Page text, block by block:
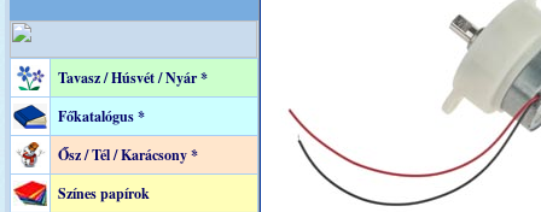
Tavasz / Húsvét / Nyár *
Főkatalógus *
Ősz / Tél / Karácsony *
Színes papírok